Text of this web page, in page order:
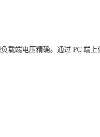
载端电压精确。通过 PC 端